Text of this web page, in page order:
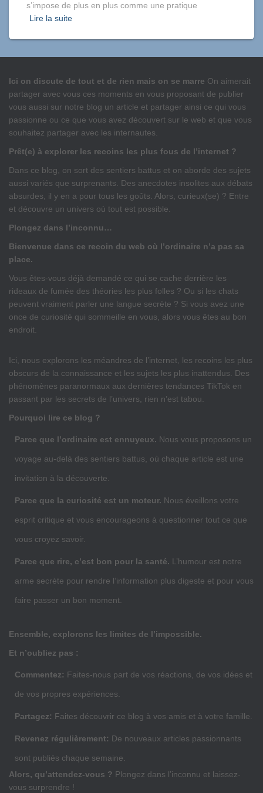
s’impose de plus en plus comme une pratique
Lire la suite
Ici on discute de tout et de rien mais on se marre On aimerait
partager avec vous ces moments en vous proposant de publier
vous aussi sur notre blog un article et partager ainsi ce qui vous
passionne ou ce que vous avez découvert sur le web et que vous
souhaitez partager avec les internautes.
Prêt(e) à explorer les recoins les plus fous de l’internet ?
Dans ce blog, on sort des sentiers battus et on aborde des sujets
aussi variés que surprenants. Des anecdotes insolites aux débats
absurdes, il y en a pour tous les goûts. Alors, curieux(se) ? Entre
et découvre un univers où tout est possible.
Plongez dans l’inconnu…
Bienvenue dans ce recoin du web où l’ordinaire n’a pas sa
place.
Vous êtes-vous déjà demandé ce qui se cache derrière les
rideaux de fumée des théories les plus folles ? Ou si les chats
peuvent vraiment parler une langue secrète ? Si vous avez une
once de curiosité qui sommeille en vous, alors vous êtes au bon
endroit.
Ici, nous explorons les méandres de l’internet, les recoins les plus
obscurs de la connaissance et les sujets les plus inattendus. Des
phénomènes paranormaux aux dernières tendances TikTok en
passant par les secrets de l’univers, rien n’est tabou.
Pourquoi lire ce blog ?
Parce que l’ordinaire est ennuyeux. Nous vous proposons un
voyage au-delà des sentiers battus, où chaque article est une
invitation à la découverte.
Parce que la curiosité est un moteur. Nous éveillons votre
esprit critique et vous encourageons à questionner tout ce que
vous croyez savoir.
Parce que rire, c’est bon pour la santé. L’humour est notre
arme secrète pour rendre l’information plus digeste et pour vous
faire passer un bon moment.
Ensemble, explorons les limites de l’impossible.
Et n’oubliez pas :
Commentez: Faites-nous part de vos réactions, de vos idées et
de vos propres expériences.
Partagez: Faites découvrir ce blog à vos amis et à votre famille.
Revenez régulièrement: De nouveaux articles passionnants
sont publiés chaque semaine.
Alors, qu’attendez-vous ? Plongez dans l’inconnu et laissez-
vous surprendre !